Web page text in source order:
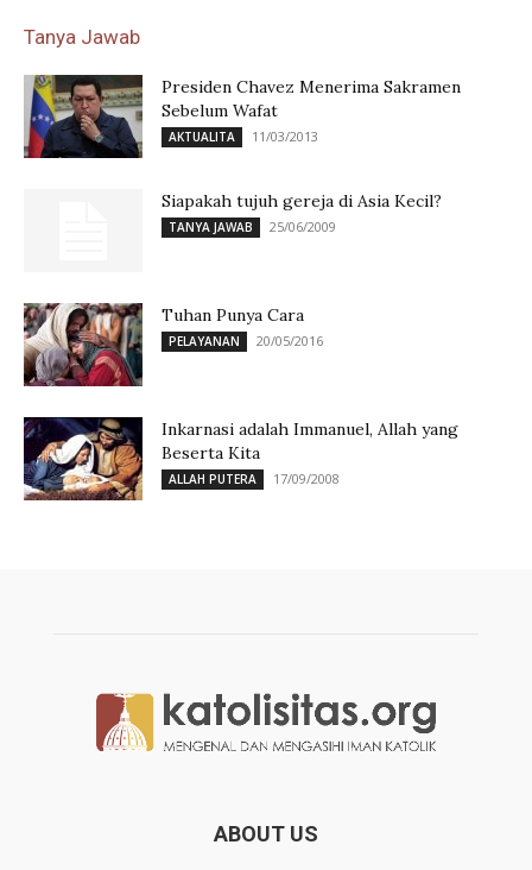
Tanya Jawab
Presiden Chavez Menerima Sakramen
Sebelum Wafat
AKTUALITA 11/03/2013
Siapakah tujuh gereja di Asia Kecil?
TANYA JAWAB 25/06/2009
Tuhan Punya Cara
PELAYANAN 20/05/2016
Inkarnasi adalah Immanuel, Allah yang
Beserta Kita
ALLAH PUTERA 17/09/2008
ABOUT US